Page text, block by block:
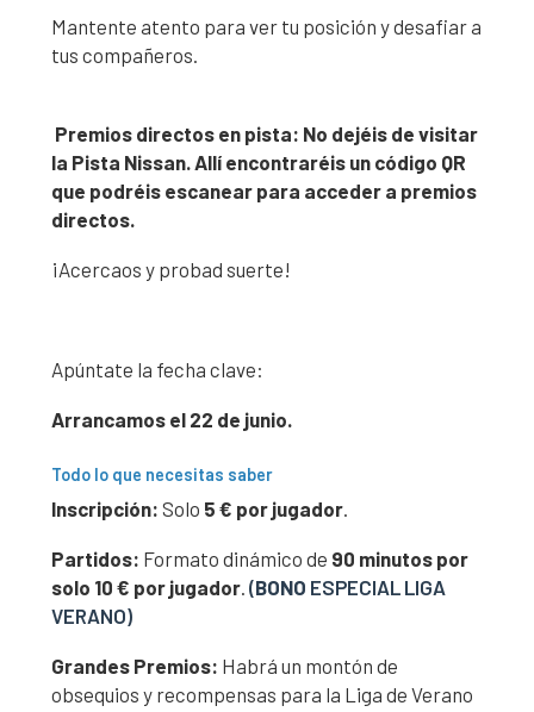
Mantente atento para ver tu posición y desafiar a
tus compañeros.
Premios directos en pista: No dejéis de visitar
la Pista Nissan. Allí encontraréis un código QR
que podréis escanear para acceder a premios
directos.
¡Acercaos y probad suerte!
Apúntate la fecha clave:
Arrancamos el 22 de junio.
Todo lo que necesitas saber
Inscripción: Solo 5 € por jugador.
Partidos: Formato dinámico de 90 minutos por
solo 10 € por jugador.(BONO ESPECIAL LIGA
VERANO)
Grandes Premios: Habrá un montón de
obsequios y recompensas para la Liga de Verano